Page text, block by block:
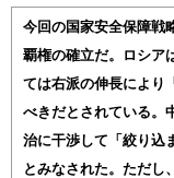
今回の国家安全保障戦
覇権の確立だ。ロシア
ては右派の伸長により
べきだとされている。
治に干渉して「絞り込
とみなされた。ただし